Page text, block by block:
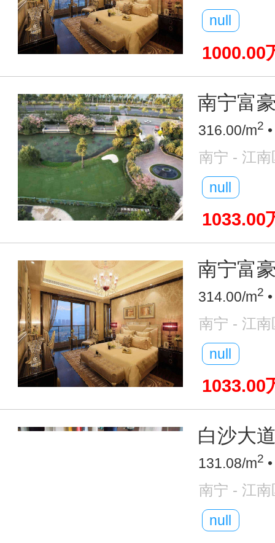
null
1000.00
南宁富
316.00/m2
南宁 - 江南
null
1033.00
南宁富
314.00/m2
南宁 - 江南
null
1033.00
白沙大
131.08/m2
南宁 - 江南
null